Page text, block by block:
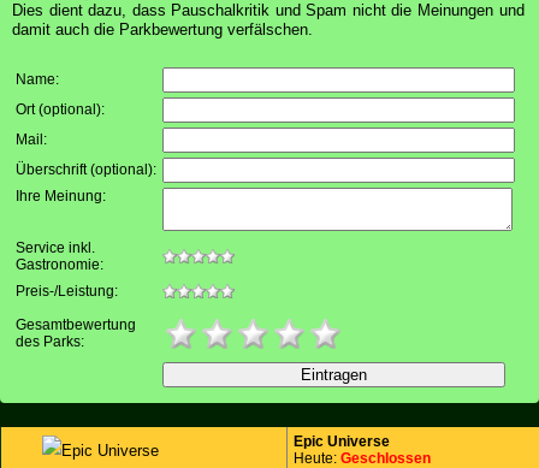
Dies dient dazu, dass Pauschalkritik und Spam nicht die Meinungen und
damit auch die Parkbewertung verfälschen.
Name:
Ort (optional):
Mail :
Überschrift (optional):
Ihre Meinung:
Service inkl.
Gastronomie:
Preis-/Leistung:
Gesamtbewertung
des Parks:
Epic Universe
Heute: Geschlossen